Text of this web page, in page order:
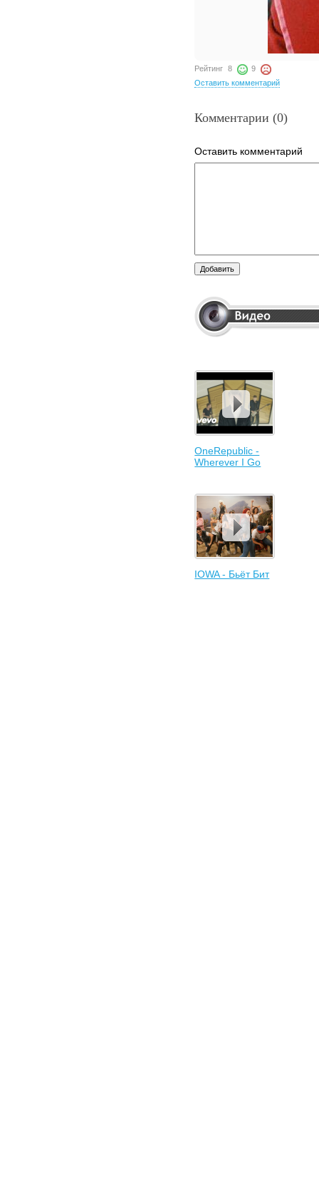
Рейтинг 8
9
Оставить комментарий
Комментарии (0)
Оставить комментарий
OneRepublic -
Wherever I Go
IOWA - Бьёт Бит